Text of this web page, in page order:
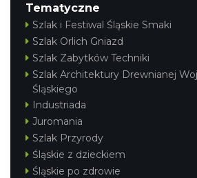
Tematyczne
Szlak i Festiwal Śląskie Smaki
Szlak Orlich Gniazd
Szlak Zabytków Techniki
Szlak Architektury Drewnianej
Śląskiego
Industriada
Juromania
Szlak Przyrody
Śląskie z dzieckiem
Śląskie po zdrowie